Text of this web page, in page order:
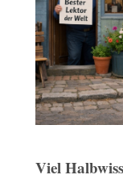
Viel